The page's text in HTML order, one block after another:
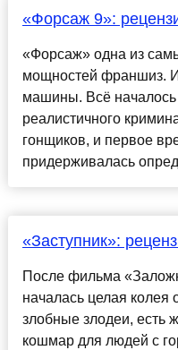
«Форсаж 9»:
«Форсаж» одна из
мощностей франшиз.
машины. Всё началось
реалистичного
гонщиков, и первое
придерживалась
«Заступник»:
После фильма
началась целая
злобные злодеи, есть
кошмар для людей с